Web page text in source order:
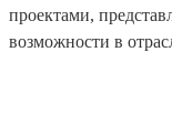
проектами,
возможности в